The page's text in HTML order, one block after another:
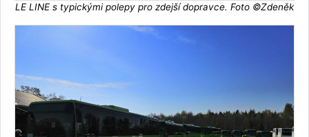
LE LINE s typickými polepy pro zdejší dopravce. Foto ©Zdeněk